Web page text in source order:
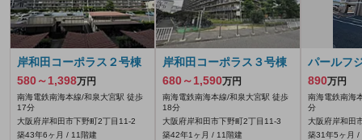
岸和田コーポラス２号棟
580～1,398万円
南海電鉄南海本線/和泉大宮駅 徒歩
17分
大阪府岸和田市下野町2丁目11-2
築43年6ヶ月 / 11階建
岸和田コーポラス３号棟
680～1,590万円
南海電鉄南海本線/和泉大宮駅 徒歩
18分
大阪府岸和田市下野町2丁目11-3
築42年1ヶ月 / 11階建
パールフ
890万円
南海電鉄南海
分
大阪府岸和田
築31年5ヶ月 /